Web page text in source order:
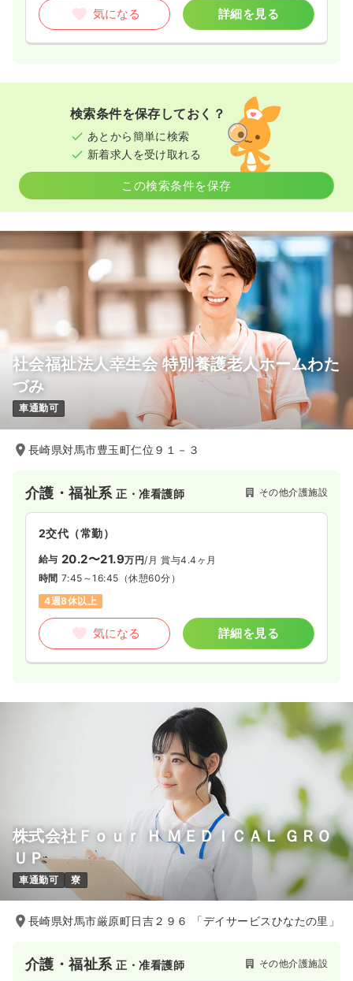
気になる 詳細を見る
検索条件を保存しておく？
あとから簡単に検索
新着求人を受け取れる
この検索条件を保存
社会福祉法人幸生会 特別養護老人ホームわた
づみ
車通勤可
長崎県対馬市豊玉町仁位９１－３
介護・福祉系正・准看護師 その他介護施設
2交代（常勤）
給与 20.2〜21.9万円/月 賞与4.4ヶ月
時間 7:45～16:45 （休憩60分）
4週8休以上
気になる 詳細を見る
株式会社Ｆｏｕｒ Ｈ ＭＥＤＩＣＡＬ ＧＲＯ
ＵＰ
車通勤可 寮
長崎県対馬市厳原町日吉２９６ 「デイサービスひなたの里」
介護・福祉系正・准看護師 その他介護施設